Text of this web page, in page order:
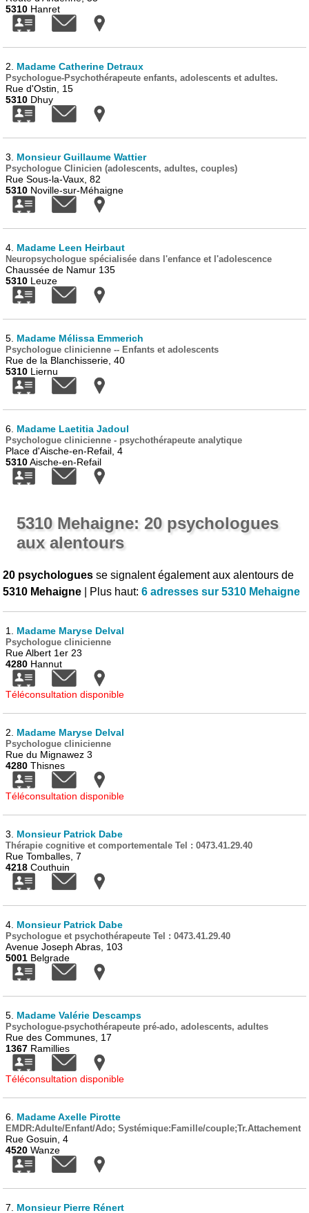
5310 Hanret
2. Madame Catherine Detraux
Psychologue-Psychothérapeute enfants, adolescents et adultes.
Rue d'Ostin, 15
5310 Dhuy
3. Monsieur Guillaume Wattier
Psychologue Clinicien (adolescents, adultes, couples)
Rue Sous-la-Vaux, 82
5310 Noville-sur-Méhaigne
4. Madame Leen Heirbaut
Neuropsychologue spécialisée dans l'enfance et l'adolescence
Chaussée de Namur 135
5310 Leuze
5. Madame Mélissa Emmerich
Psychologue clinicienne -- Enfants et adolescents
Rue de la Blanchisserie, 40
5310 Liernu
6. Madame Laetitia Jadoul
Psychologue clinicienne - psychothérapeute analytique
Place d'Aische-en-Refail, 4
5310Aische-en-Refail
5310 Mehaigne: 20 psychologues
aux alentours
20 psychologues se signalent également aux alentours de
5310 Mehaigne | Plus haut:6 adresses sur 5310 Mehaigne
1. Madame Maryse Delval
Psychologue clinicienne
Rue Albert 1er 23
4280 Hannut
Téléconsultation disponible
2. Madame Maryse Delval
Psychologue clinicienne
Rue du Mignawez 3
4280 Thisnes
Téléconsultation disponible
3. Monsieur Patrick Dabe
Thérapie cognitive et comportementale Tel : 0473.41.29.40
Rue Tomballes, 7
4218 Couthuin
4. Monsieur Patrick Dabe
Psychologue et psychothérapeute Tel : 0473.41.29.40
Avenue Joseph Abras, 103
5001 Belgrade
5. Madame Valérie Descamps
Psychologue-psychothérapeute pré-ado, adolescents, adultes
Rue des Communes, 17
1367 Ramillies
Téléconsultation disponible
6. Madame Axelle Pirotte
EMDR:Adulte/Enfant/Ado; Systémique:Famille/couple;Tr.Attachement
Rue Gosuin, 4
4520 Wanze
7. Monsieur Pierre Rénert